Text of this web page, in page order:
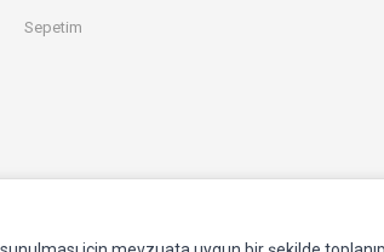
Sepetim